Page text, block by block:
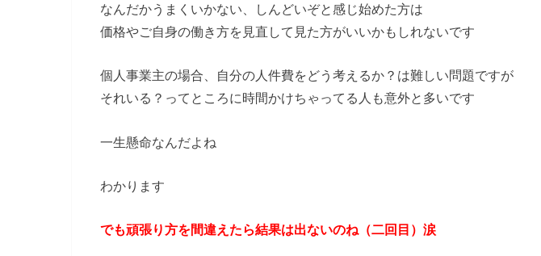
なんだかうまくいかない、しんどいぞと感じ始めた方は
価格やご自身の働き方を見直して見た方がいいかもしれないです
個人事業主の場合、自分の人件費をどう考えるか？は難しい問題ですが
それいる？ってところに時間かけちゃってる人も意外と多いです
一生懸命なんだよね
わかります
でも頑張り方を間違えたら結果は出ないのね（二回目）涙